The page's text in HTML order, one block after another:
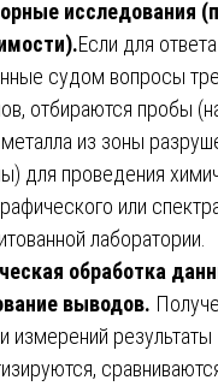
исследования
Если для
судом вопросы
отбираются пробы
из зоны
для проведения
или
лаборатории.
обработка
выводов.
измерений результаты